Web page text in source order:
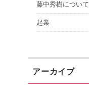
藤中秀樹について
起業
アーカイブ